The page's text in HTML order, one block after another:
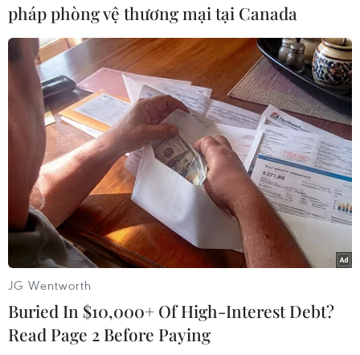
như Toyota và Sankin (Nhật Bản), IKEA (Thụy
Điển), Habitat (Pháp)…
Để nâng cao sự nhận diện về thương hiệu Công
ty trên thị trường trong bối cảnh cạnh tranh hội
nhập quốc tế sâu rộng, ngày 14/12, Công ty cổ
phần Xuân Hòa Việt Nam đã công bố bộ nhận
diện thương hiệu mới với slogan “Mãi gắn bó,
mãi bền lâu”, đây là lời cam kết đối với người
tiêu dùng, các đối tác trong và ngoài nước về
chất lượng hàng hóa, dịch vụ do Công ty cung
cấp.
Ông Lê Duy Anh - Tổng Giám đốc CTCP Xuân
Hòa Việt Nam cho biết, “với hai màu chủ đạo đỏ
và trắng, bộ nhận diện chuyển tải thông điệp và
pháp phòng vệ thương mại tại Canada
JG Wentworth
Buried In $10,000+ Of High-Interest Debt?
Read Page 2 Before Paying